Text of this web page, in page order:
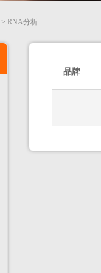
> RNA分析
品牌